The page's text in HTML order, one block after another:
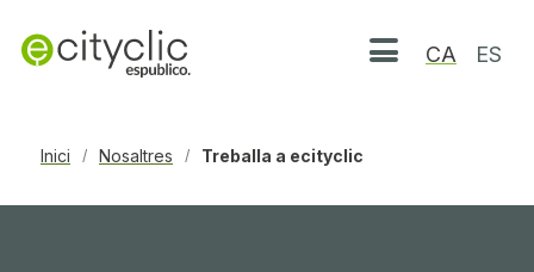
Obrir menú
CA ES
Inici / Nosaltres / Treballa a ecityclic